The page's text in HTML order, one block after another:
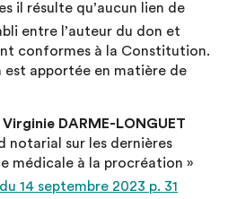
il résulte qu’aucun lien de
entre l’auteur du don et
conformes à la Constitution.
apportée en matière de
Virginie DARME-LONGUET
notarial sur les dernières
médicale à la procréation »
14 septembre 2023 p. 31